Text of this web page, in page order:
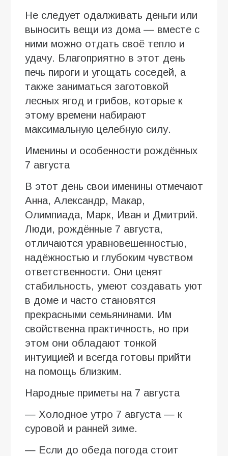
Не следует одалживать деньги или
выносить вещи из дома — вместе с
ними можно отдать своё тепло и
удачу. Благоприятно в этот день
печь пироги и угощать соседей, а
также заниматься заготовкой
лесных ягод и грибов, которые к
этому времени набирают
максимальную целебную силу.
Именины и особенности рождённых
7 августа
В этот день свои именины отмечают
Анна, Александр, Макар,
Олимпиада, Марк, Иван и Дмитрий.
Люди, рождённые 7 августа,
отличаются уравновешенностью,
надёжностью и глубоким чувством
ответственности. Они ценят
стабильность, умеют создавать уют
в доме и часто становятся
прекрасными семьянинами. Им
свойственна практичность, но при
этом они обладают тонкой
интуицией и всегда готовы прийти
на помощь близким.
Народные приметы на 7 августа
— Холодное утро 7 августа — к
суровой и ранней зиме.
— Если до обеда погода стоит